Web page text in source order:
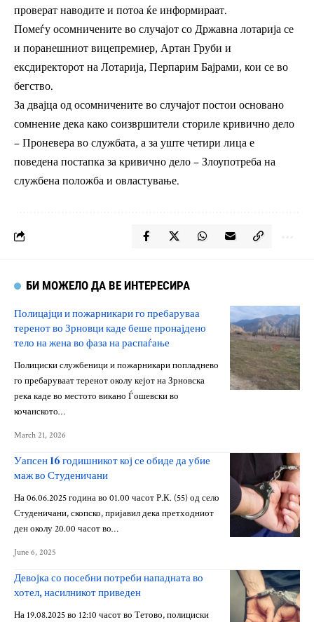
проверат наводите и потоа ќе информираат.
Помеѓу осомничените во случајот со Државна лотарија се
и поранешниот вицепремиер, Артан Груби и
ексдиректорот на Лотарија, Перпарим Бајрами, кои се во
бегство.
За двајца од осомничените во случајот постои основано
сомнение дека како соизвршители сториле кривично дело
– Проневера во службата, а за уште четири лица е
поведена постапка за кривично дело – Злоупотреба на
службена положба и овластување.
БИ МОЖЕЛО ДА ВЕ ИНТЕРЕСИРА
Полицајци и пожарникари го пребаруваа
теренот во Зрновци каде беше пронајдено
тело на жена во фаза на распаѓање
Полициски службеници и пожарникари попладнево
го пребаруваат теренот околу кејот на Зрновска
река каде во местото викано Ѓошевски во
кочанското…
March 21, 2026
Уапсен 16 годишникот кој се обиде да убие
маж во Студеничани
На 06.06.2025 година во 01.00 часот Р.К. (55) од село
Студеничани, скопско, пријавил дека претходниот
ден околу 20.00 часот во…
June 6, 2025
Девојка со посебни потреби нападната во
хотел, насилникот приведен
На 19.08.2025 во 12:10 часот во Тетово, полициски